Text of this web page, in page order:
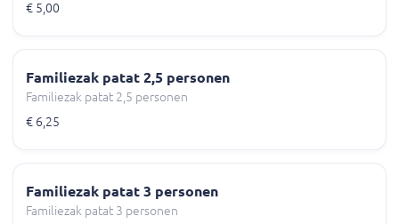
€ 5,00
Familiezak patat 2,5 personen
Familiezak patat 2,5 personen
€ 6,25
Familiezak patat 3 personen
Familiezak patat 3 personen